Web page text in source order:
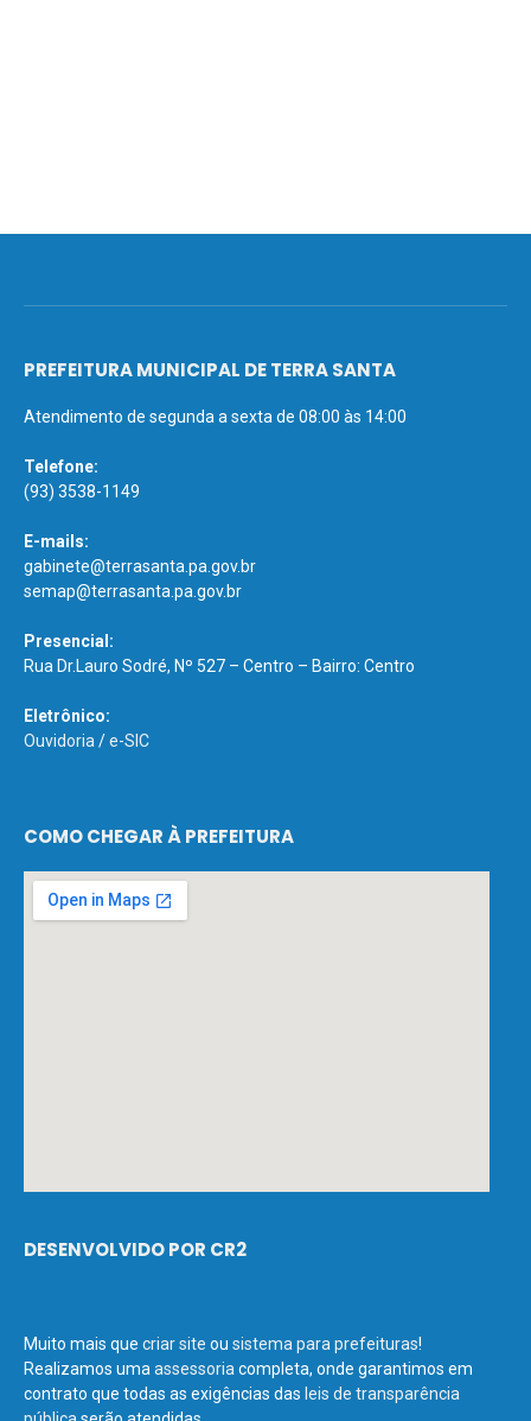
PREFEITURA MUNICIPAL DE TERRA SANTA
Atendimento de segunda a sexta de 08:00 às 14:00
Telefone:
(93) 3538-1149
E-mails:
gabinete@terrasanta.pa.gov.br
semap@terrasanta.pa.gov.br
Presencial:
Rua Dr.Lauro Sodré, Nº 527 – Centro – Bairro: Centro
Eletrônico:
Ouvidoria /e-SIC
COMO CHEGAR À PREFEITURA
DESENVOLVIDO POR CR2
Muito mais que criar site ou sistema para prefeituras!
Realizamos uma assessoria completa, onde garantimos em
contrato que todas as exigências das leis de transparência